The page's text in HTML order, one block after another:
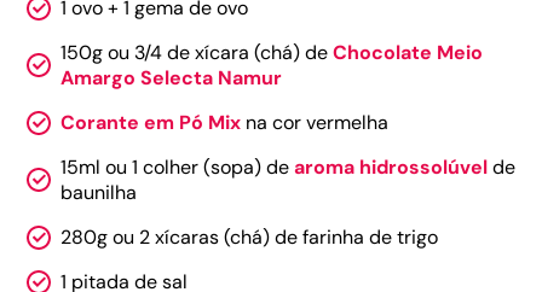
1 ovo + 1 gema de ovo
150g ou 3/4 de xícara (chá) deChocolate Meio
Amargo Selecta Namur
Corante em Pó Mix na cor vermelha
15ml ou 1 colher (sopa) dearoma hidrossolúvelde
baunilha
280g ou 2 xícaras (chá) de farinha de trigo
1 pitada de sal